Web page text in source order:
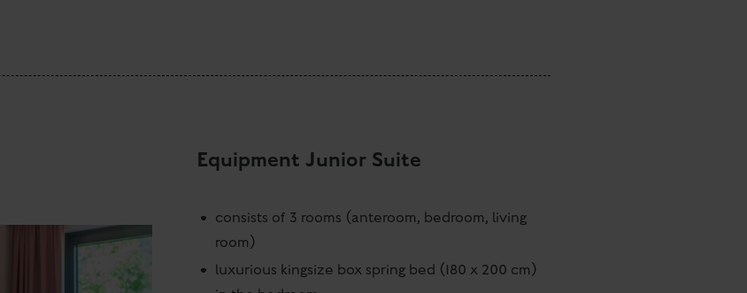
Equipment Junior Suite
consists of 3 rooms (anteroom, bedroom, living
room)
luxurious kingsize box spring bed (180 x 200 cm)